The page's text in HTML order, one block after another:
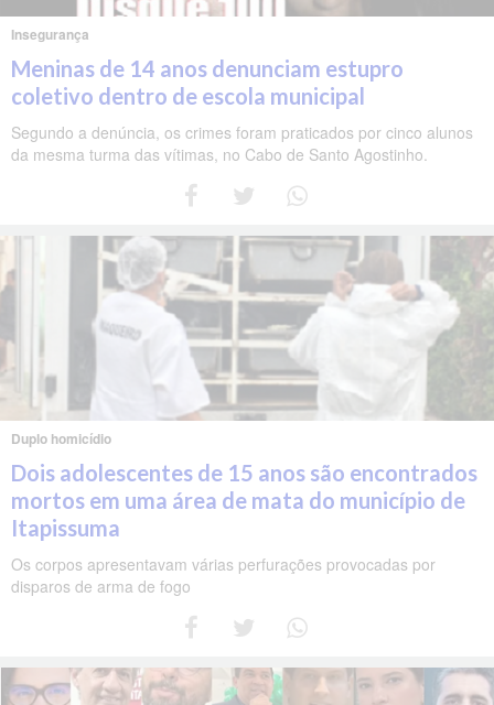
Insegurança
Meninas de 14 anos denunciam estupro
coletivo dentro de escola municipal
Segundo a denúncia, os crimes foram praticados por cinco alunos
da mesma turma das vítimas, no Cabo de Santo Agostinho.
Duplo homicídio
Dois adolescentes de 15 anos são encontrados
mortos em uma área de mata do município de
Itapissuma
Os corpos apresentavam várias perfurações provocadas por
disparos de arma de fogo